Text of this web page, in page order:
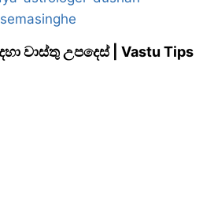
වාස්තු උපදෙස් | Vastu Tips